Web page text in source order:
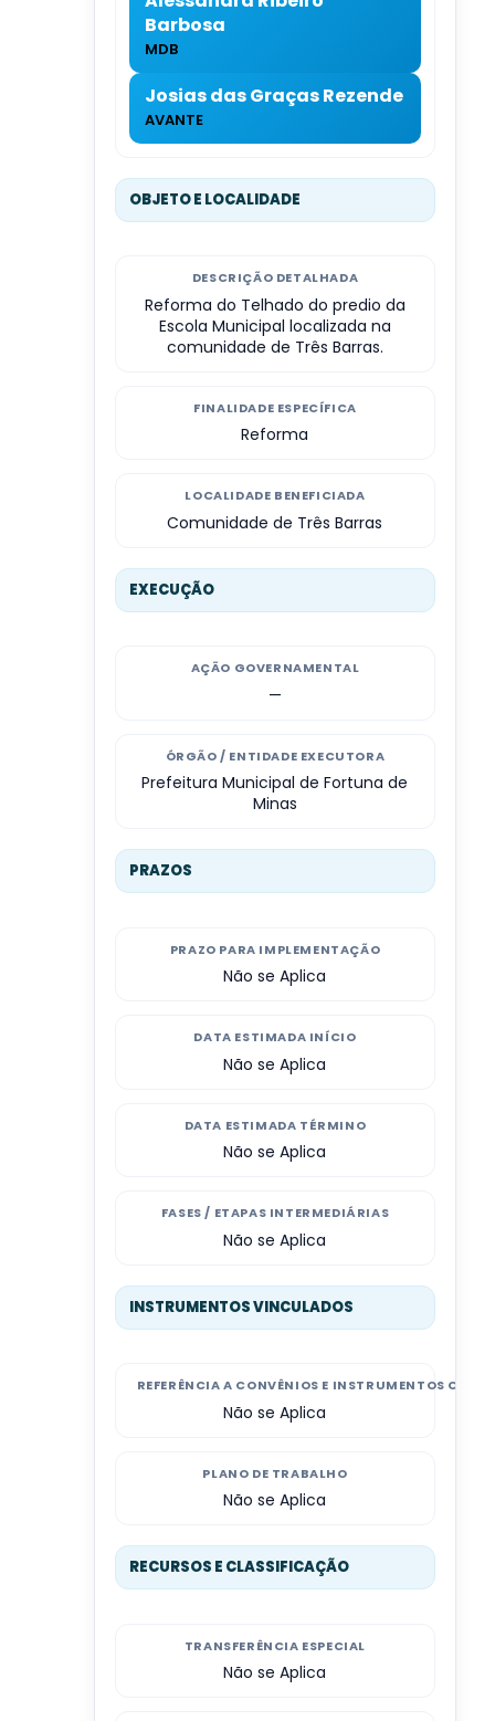
Barbosa
MDB
Josias das Graças Rezende
AVANTE
OBJETO E LOCALIDADE
DESCRIÇÃO DETALHADA
Reforma do Telhado do predio da
Escola Municipal localizada na
comunidade de Três Barras.
FINALIDADE ESPECÍFICA
Reforma
LOCALIDADE BENEFICIADA
Comunidade de Três Barras
EXECUÇÃO
AÇÃO GOVERNAMENTAL
—
ÓRGÃO / ENTIDADE EXECUTORA
Prefeitura Municipal de Fortuna de
Minas
PRAZOS
PRAZO PARA IMPLEMENTAÇÃO
Não se Aplica
DATA ESTIMADA INÍCIO
Não se Aplica
DATA ESTIMADA TÉRMINO
Não se Aplica
FASES / ETAPAS INTERMEDIÁRIAS
Não se Aplica
INSTRUMENTOS VINCULADOS
REFERÊNCIA A CONVÊNIOS E INSTRUMENTOS
Não se Aplica
PLANO DE TRABALHO
Não se Aplica
RECURSOS E CLASSIFICAÇÃO
TRANSFERÊNCIA ESPECIAL
Não se Aplica